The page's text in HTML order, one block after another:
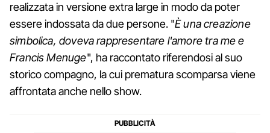
realizzata in versione extra large in modo da poter
essere indossata da due persone. "È una creazione
simbolica, doveva rappresentare l'amore tra me e
Francis Menuge", ha raccontato riferendosi al suo
storico compagno, la cui prematura scomparsa viene
affrontata anche nello show.